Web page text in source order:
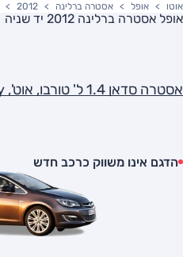
אוטו אופל אסטרה ברלינה 2012
אופל אסטרה ברלינה 2012 יד שניה
אסטרה סדאן 1.4 ל' טורבו, אוט', Enjoy
הדגם אינו משווק כרכב חדש